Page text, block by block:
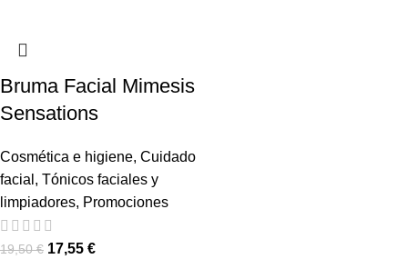
Bruma Facial Mimesis
Sensations
Cosmética e higiene, Cuidado
facial , Tónicos faciales y
limpiadores, Promociones
19,50€ 17,55 €